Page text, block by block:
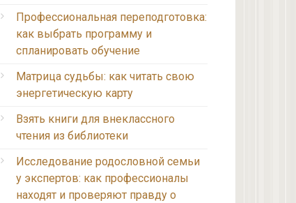
Профессиональная переподготовка:
как выбрать программу и
спланировать обучение
Матрица судьбы: как читать свою
энергетическую карту
Взять книги для внеклассного
чтения из библиотеки
Исследование родословной семьи
у экспертов: как профессионалы
находят и проверяют правду о